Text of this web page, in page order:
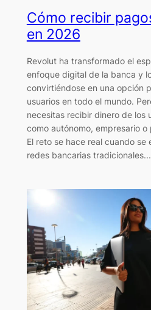
Cómo recibir
en 2026
Revolut ha transformado el
enfoque digital de la banca y
convirtiéndose en una opción
usuarios en todo el mundo.
necesitas recibir dinero de los
como autónomo, empresario
El reto se hace real cuando se
redes bancarias tradicionales...